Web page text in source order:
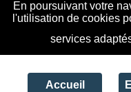
En poursuivant votre
l'utilisation de cookies
services
Accueil